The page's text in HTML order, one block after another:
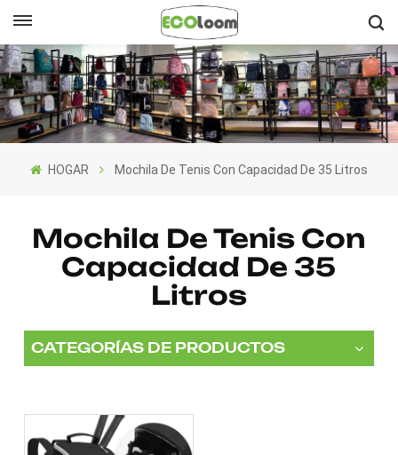
English
Français
Español
Nederlands
HOGAR Mochila De Tenis Con Capacidad De 35 Litros
Mochila De Tenis Con
Capacidad De 35
Litros
CATEGORÍAS DE PRODUCTOS